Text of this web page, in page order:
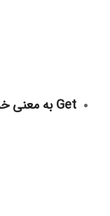
Get به معنی خریدن / تهیه کردن / به دست آوردن